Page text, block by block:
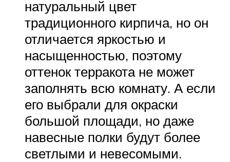
натуральный цвет
традиционного кирпича, но он
отличается яркостью и
насыщенностью, поэтому
оттенок терракота не может
заполнять всю комнату. А если
его выбрали для окраски
большой площади, но даже
навесные полки будут более
светлыми и невесомыми.